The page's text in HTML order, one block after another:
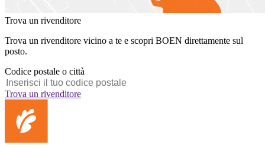
Trova un rivenditore
Trova un rivenditore vicino a te e scopri BOEN direttamente sul
posto.
Codice postale o città
Trova un rivenditore